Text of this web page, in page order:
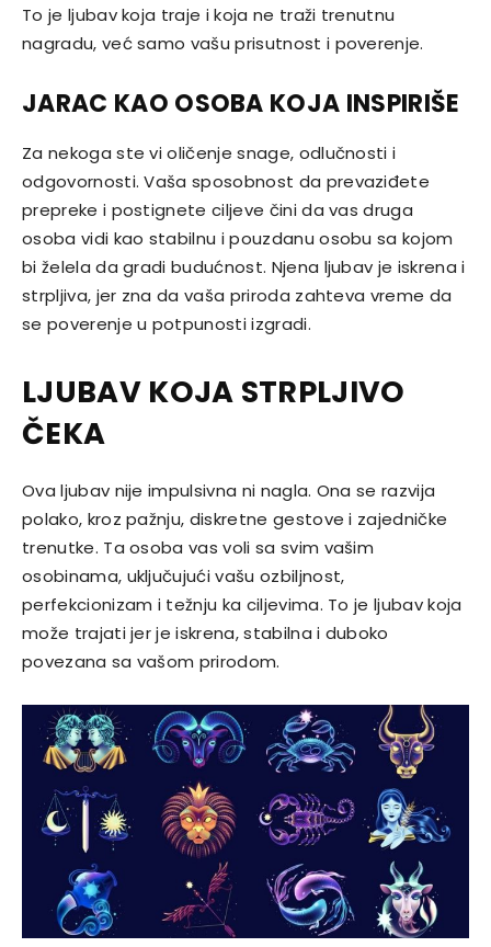
To je ljubav koja traje i koja ne traži trenutnu
nagradu, već samo vašu prisutnost i poverenje.
JARAC KAO OSOBA KOJA INSPIRIŠE
Za nekoga ste vi oličenje snage, odlučnosti i
odgovornosti. Vaša sposobnost da prevaziđete
prepreke i postignete ciljeve čini da vas druga
osoba vidi kao stabilnu i pouzdanu osobu sa kojom
bi želela da gradi budućnost. Njena ljubav je iskrena i
strpljiva, jer zna da vaša priroda zahteva vreme da
se poverenje u potpunosti izgradi.
LJUBAV KOJA STRPLJIVO
ČEKA
Ova ljubav nije impulsivna ni nagla. Ona se razvija
polako, kroz pažnju, diskretne gestove i zajedničke
trenutke. Ta osoba vas voli sa svim vašim
osobinama, uključujući vašu ozbiljnost,
perfekcionizam i težnju ka ciljevima. To je ljubav koja
može trajati jer je iskrena, stabilna i duboko
povezana sa vašom prirodom.